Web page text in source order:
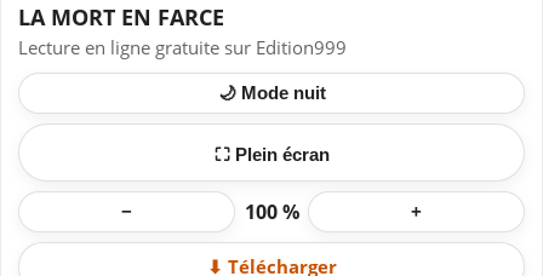
LA MORT EN FARCE
Lecture en ligne gratuite sur Edition999
🌙 Mode nuit
⛶ Plein écran
− 100 % +
⬇ Télécharger